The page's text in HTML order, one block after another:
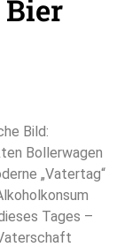
Bild:
Bollerwagen
„Vatertag“
Tages –